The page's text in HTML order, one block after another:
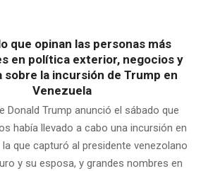
que opinan las personas más
en política exterior, negocios y
sobre la incursión de Trump en
Venezuela
Donald Trump anunció el sábado que
había llevado a cabo una incursión en
que capturó al presidente venezolano
y su esposa, y grandes nombres en